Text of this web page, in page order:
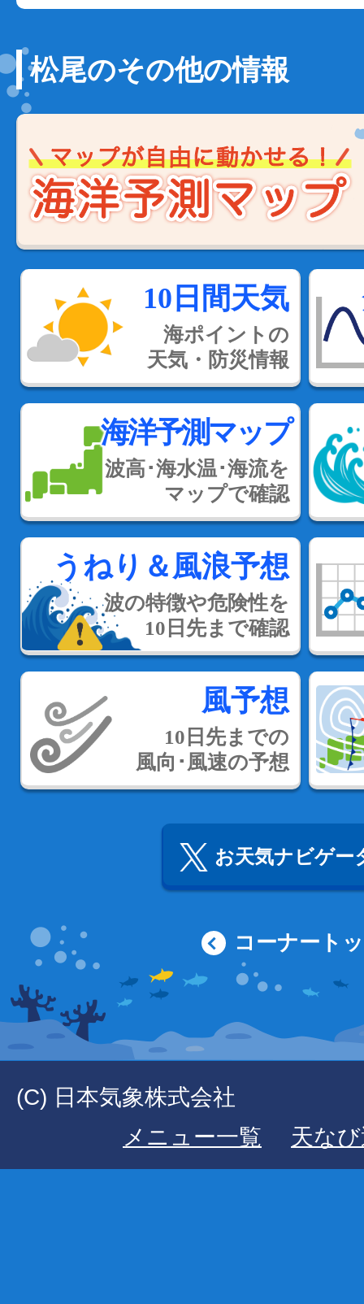
松尾のその他の情報
10日間天気
海ポイントの
天気・防災情報
海洋予測マップ
波高･海水温･海流を
マップで確認
うねり＆風浪予想
波の特徴や危険性を
10日先まで確認
風予想
10日先までの
風向･風速の予想
お天気ナビゲー
コーナート
(C) 日本気象株式会社
メニュー一覧
天な